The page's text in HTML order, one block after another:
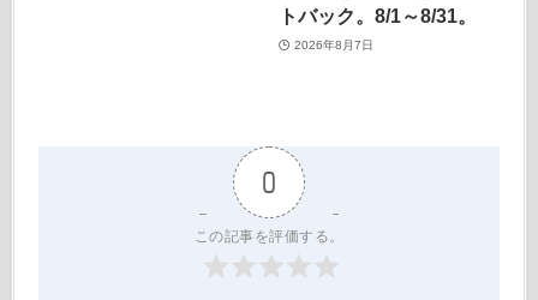
トバック。8/1～8/31。
2026年8月7日
0
この記事を評価する。